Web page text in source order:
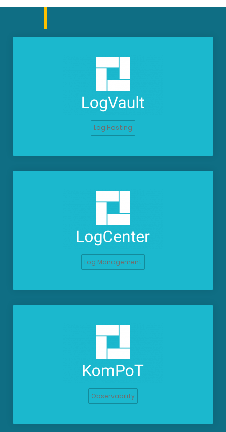
Log Hosting
Log Management
Observability